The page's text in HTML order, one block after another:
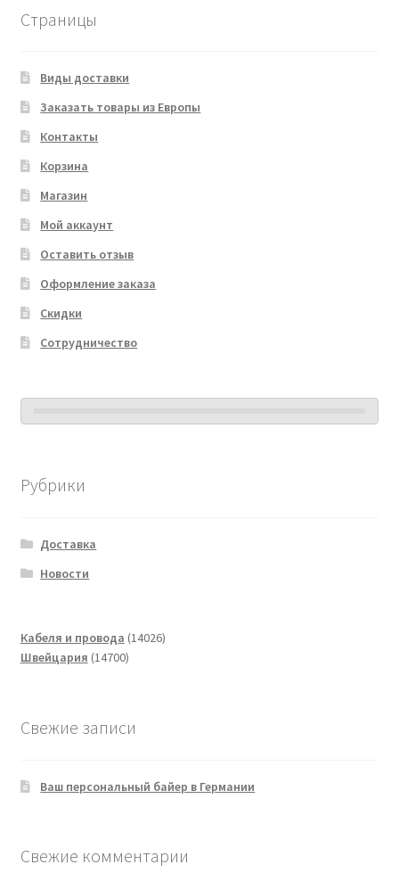
Страницы
Виды доставки
Заказать товары из Европы
Контакты
Корзина
Магазин
Мой аккаунт
Оставить отзыв
Оформление заказа
Скидки
Сотрудничество
Рубрики
Доставка
Новости
Кабеля и провода 1402614026
Швейцария 1470014700
Свежие записи
Ваш персональный байер в Германии
Свежие комментарии